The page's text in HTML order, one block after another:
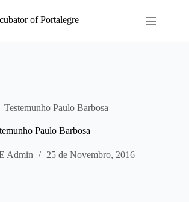
of Portalegre
Testemunho Paulo Barbosa
Paulo Barbosa
Admin 25 de Novembro, 2016